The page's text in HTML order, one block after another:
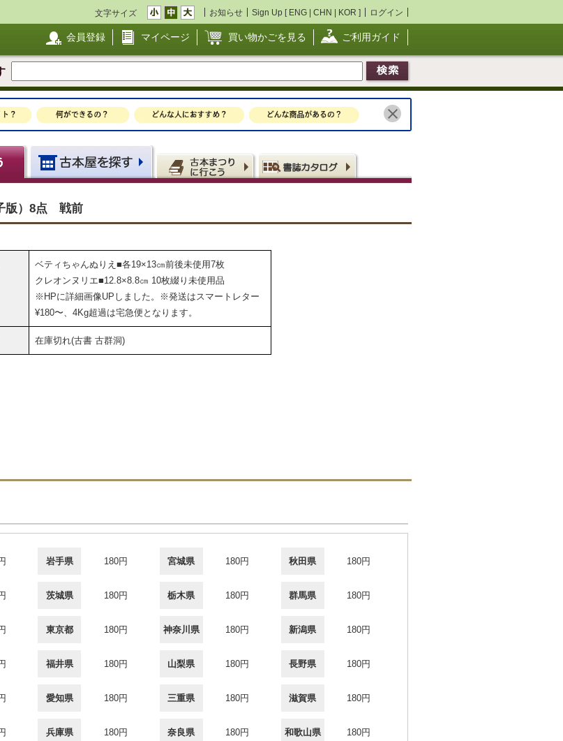
文字サイズ お知らせ Sign Up [ ENG | CHN | KOR ] ログイン
会員登録 マイページ 買い物かごを見る ご利用ガイド
版）8点 戦前
ベティちゃんぬりえ■各19×13㎝前後未使用7枚
クレオンヌリエ■12.8×8.8㎝ 10枚綴り未使用品
※HPに詳細画像UPしました。※発送はスマートレター
¥180〜、4Kg超過は宅急便となります。
在庫切れ(古書 古群洞)
岩手県 180円 宮城県 180円 秋田県 180円
茨城県 180円 栃木県 180円 群馬県 180円
東京都 180円 神奈川県 180円 新潟県 180円
福井県 180円 山梨県 180円 長野県 180円
愛知県 180円 三重県 180円 滋賀県 180円
兵庫県 180円 奈良県 180円 和歌山県 180円